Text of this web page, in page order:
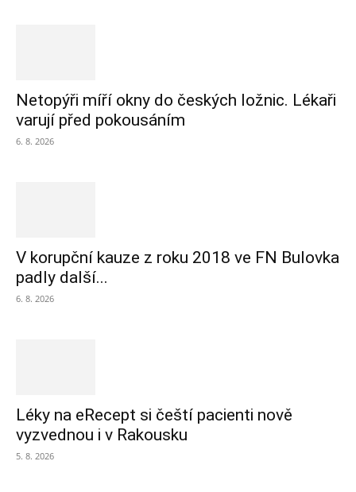
Netopýři míří okny do českých ložnic. Lékaři
varují před pokousáním
6. 8. 2026
V korupční kauze z roku 2018 ve FN Bulovka
padly další...
6. 8. 2026
Léky na eRecept si čeští pacienti nově
vyzvednou i v Rakousku
5. 8. 2026